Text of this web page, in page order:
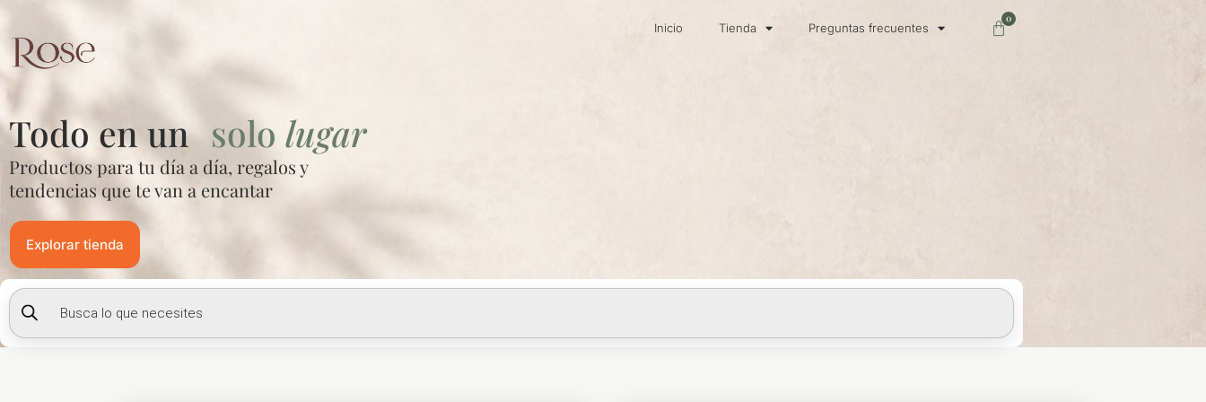
contenido
Inicio Tienda Preguntas frecuentes
0
Carrito
Todo en un sololugar
Productos para tu día a día, regalos y
tendencias que te van a encantar
Explorar tienda
Búsqueda
de
productos